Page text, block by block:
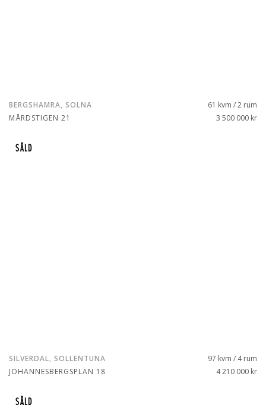
BERGSHAMRA, SOLNA
MÅRDSTIGEN 21
61 kvm / 2 rum
3 500 000 kr
SÅLD
SILVERDAL, SOLLENTUNA
JOHANNESBERGSPLAN 18
97 kvm / 4 rum
4 210 000 kr
SÅLD